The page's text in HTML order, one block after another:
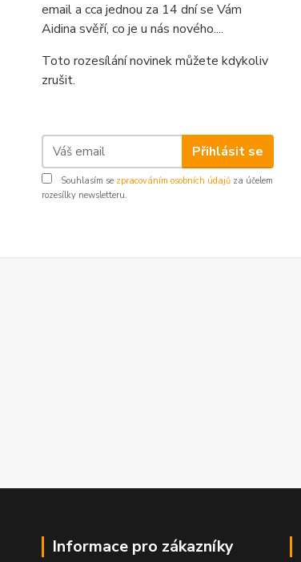
email a cca jednou za 14 dní se Vám
Aidina svěří, co je u nás nového....
Toto rozesílání novinek můžete kdykoliv
zrušit.
Přihlásit se
Souhlasím se zpracováním osobních údajů za účelem
rozesílky newsletteru.
Informace pro zákazníky